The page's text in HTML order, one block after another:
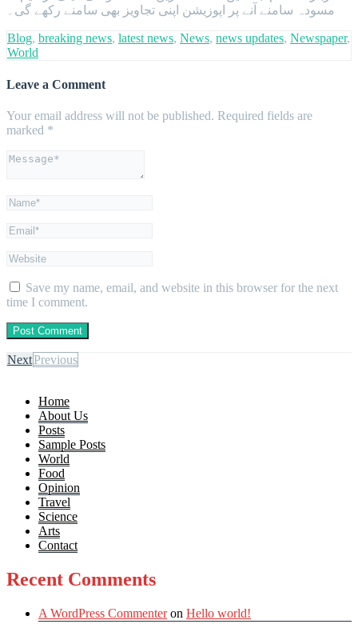
مسودہ سامنے آنے پر اپوزیشن اپنی تجاویز بھی سامنے رکھے گی۔
Blog, breaking news, latest news, News, news updates, Newspaper,
World
Leave a Comment
Your email address will not be published. Required fields are
marked *
Save my name, email, and website in this browser for the next
time I comment.
NextPrevious
Home
About Us
Posts
Sample Posts
World
Food
Opinion
Travel
Science
Arts
Contact
Recent Comments
A WordPress Commenteron Hello world!